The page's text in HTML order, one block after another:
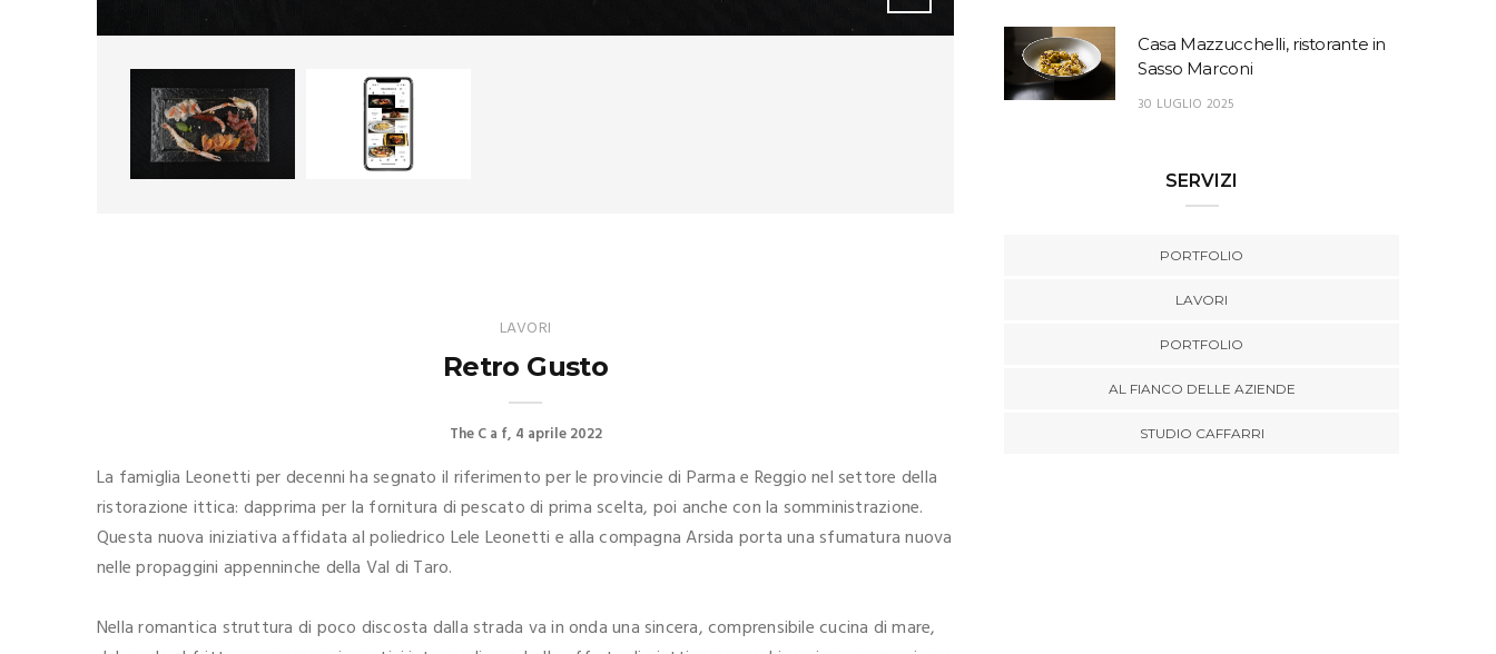
LAVORI
Retro Gusto
The C a f 4 aprile 2022
La famiglia Leonetti per decenni ha segnato il riferimento per le provincie di Parma e Reggio nel settore della
ristorazione ittica: dapprima per la fornitura di pescato di prima scelta, poi anche con la somministrazione.
Questa nuova iniziativa affidata al poliedrico Lele Leonetti e alla compagna Arsida porta una sfumatura nuova
nelle propaggini appenninche della Val di Taro.
Nella romantica struttura di poco discosta dalla strada va in onda una sincera, comprensibile cucina di mare,
Casa Mazzucchelli, ristorante in
Sasso Marconi
30 LUGLIO 2025
SERVIZI
PORTFOLIO
LAVORI
PORTFOLIO
AL FIANCO DELLE AZIENDE
STUDIO CAFFARRI